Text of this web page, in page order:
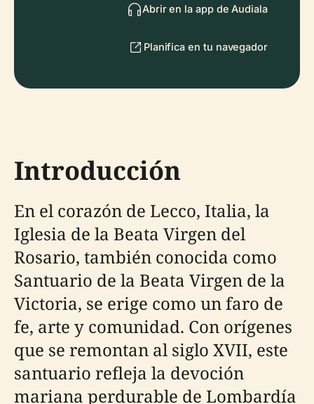
Abrir en la app de Audiala
Planifica en tu navegador
Introducción
En el corazón de Lecco, Italia, la
Iglesia de la Beata Virgen del
Rosario, también conocida como
Santuario de la Beata Virgen de la
Victoria, se erige como un faro de
fe, arte y comunidad. Con orígenes
que se remontan al siglo XVII, este
santuario refleja la devoción
mariana perdurable de Lombardía